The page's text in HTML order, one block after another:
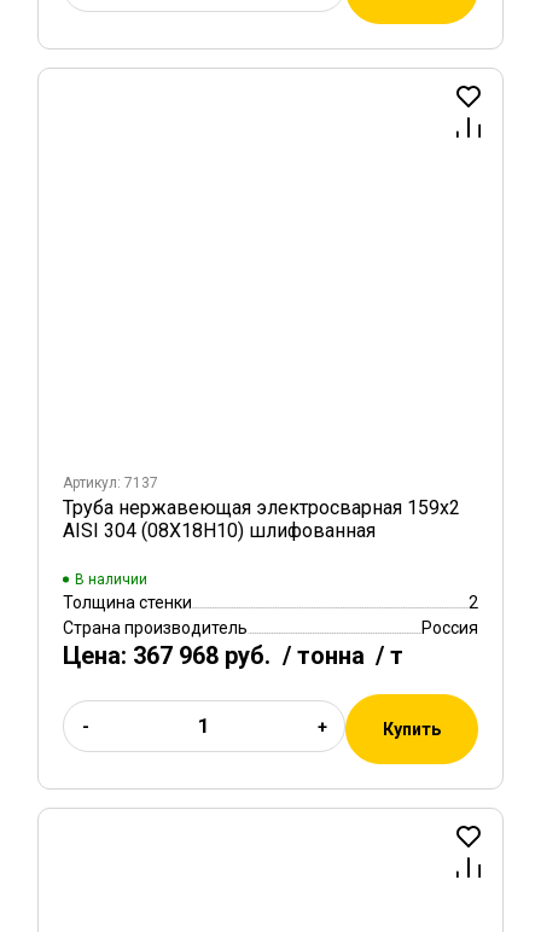
Артикул: 7137
Труба нержавеющая электросварная 159х2
AISI 304 (08Х18Н10) шлифованная
В наличии
Толщина стенки
2
Страна производитель
Россия
Цена: 367 968 руб. / тонна / т
- + Купить